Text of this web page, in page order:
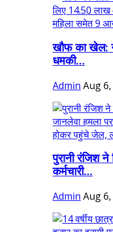
खौफ का खेल:
धमकी...
Admin Aug
पुरानी रंजिश
कर्मचारी...
Admin Aug